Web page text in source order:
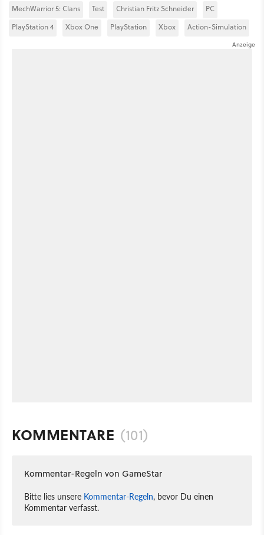
MechWarrior 5: Clans Test Christian Fritz Schneider
PC
PlayStation 4
Xbox One PlayStation Xbox Action-Simulation
KOMMENTARE (101)
Kommentar-Regeln von GameStar
Bitte lies unsere Kommentar-Regeln, bevor Du einen
Kommentar verfasst.